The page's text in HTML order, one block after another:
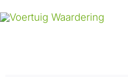
naar